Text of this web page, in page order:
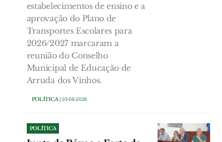
estabelecimentos de ensino e a
aprovação do Plano de
Transportes Escolares para
2026/2027 marcaram a
reunião do Conselho
Municipal de Educação de
Arruda dos Vinhos.
POLÍTICA | 03-08-2026
POLÍTICA